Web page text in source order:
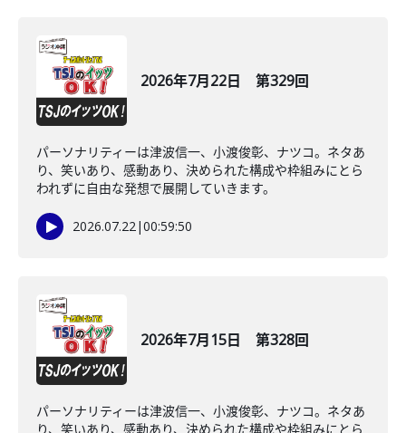
2026年7月22日 第329回
パーソナリティーは津波信一、小渡俊彰、ナツコ。ネタあ
り、笑いあり、感動あり、決められた構成や枠組みにとら
われずに自由な発想で展開していきます。
2026.07.22|00:59:50
2026年7月15日 第328回
パーソナリティーは津波信一、小渡俊彰、ナツコ。ネタあ
り、笑いあり、感動あり、決められた構成や枠組みにとら